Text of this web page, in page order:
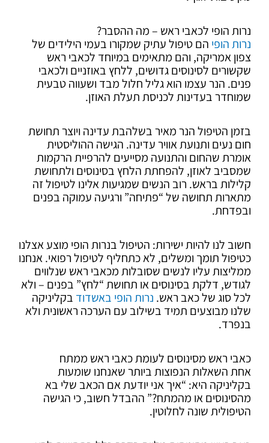
נרות הופי לכאבי ראש – מה ההסבר?
נרות הופי הם טיפול עתיק שמקורו בעמי הילידים של
צפון אמריקה, והם מתאימים במיוחד לכאבי ראש
שקשורים לסינוסים גדושים, ללחץ באוזניים ולכאבי
פנים. הנר עצמו הוא גליל חלול מבד ושעווה טבעית
שמוחדר בעדינות לכניסת תעלת האוזן.
בזמן הטיפול הנר מאיר בשלהבת עדינה ויוצר תחושת
חום נעים ותנועת אוויר עדינה. הגישה ההוליסטית
אומרת שהחום והתנועה מסייעים להרפיית הרקמות
שמסביב לאוזן, להפחתת הלחץ בסינוסים ולתחושת
קלילות בראש. רוב הנשים שמגיעות אלינו לטיפול זה
מתארות תחושה של “פתיחה” ורגיעה עמוקה בפנים
ובפדחת.
חשוב לנו להיות ישירות: הטיפול בנרות הופי מוצע אצלנו
כטיפול תומך ומשלים, לא כתחליף לטיפול רפואי. אנחנו
ממליצות עליו לנשים שסובלות מכאבי ראש שנלווים
לגודש, דלקת בסינוסים או תחושת “לחץ” בפנים – ולא
לכל סוג של כאב ראש. נרות הופי באשדוד בקליניקה
שלנו מבוצעים תמיד בשילוב עם הערכה ראשונית ולא
בנפרד.
כאבי ראש מסינוסים לעומת כאבי ראש ממתח
אחת השאלות הנפוצות ביותר שאנחנו שומעות
בקליניקה היא: “איך אני יודעת אם הכאב שלי בא
מהסינוסים או מהמתח?” ההבדל חשוב, כי הגישה
הטיפולית שונה לחלוטין.